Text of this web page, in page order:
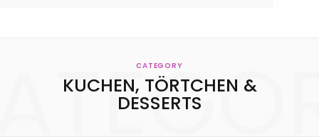
CATEGORY
KUCHEN, TÖRTCHEN &
DESSERTS